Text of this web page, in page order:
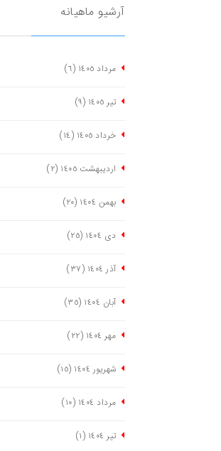
آرشیو ماهیانه
مرداد ١٤٠٥ (٦)
تیر ١٤٠٥ (٩)
خرداد ١٤٠٥ (١٤)
اردیبهشت ١٤٠٥ (٢)
بهمن ١٤٠٤ (٢٠)
دی ١٤٠٤ (٢٥)
آذر ١٤٠٤ (٣٧)
آبان ١٤٠٤ (٣٥)
مهر ١٤٠٤ (٢٢)
شهریور ١٤٠٤ (١٥)
مرداد ١٤٠٤ (١٠)
تیر ١٤٠٤ (١)